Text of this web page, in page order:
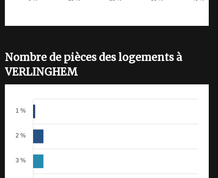
Nombre de pièces des logements à
VERLINGHEM
1 %
2 %
3 %